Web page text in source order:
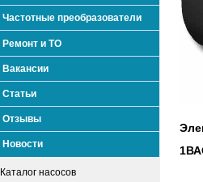
Частотные преобразователи
Ремонт и ТО
Вакансии
Статьи
Отзывы
Новости
Каталог насосов